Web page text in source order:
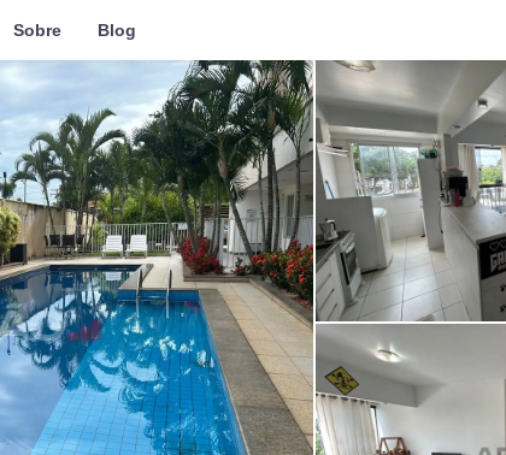
Sobre Blog